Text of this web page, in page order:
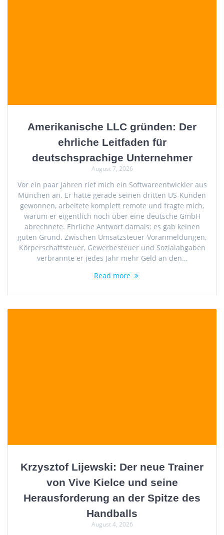
Amerikanische LLC gründen: Der
ehrliche Leitfaden für
deutschsprachige Unternehmer
August 7, 2026
Vor ein paar Jahren rief mich ein Softwareentwickler aus
München an. Er hatte gerade seinen dritten US-Kunden
gewonnen, arbeitete komplett remote und fragte mich,
warum er eigentlich noch über eine deutsche GmbH
abrechnete. Ehrliche Antwort damals: es gab keinen
guten Grund. Zwischen Umsatzsteuer-Voranmeldungen,
Körperschaftsteuer, Gewerbesteuer und Sozialabgaben
verbrannte er jedes Jahr mehr Geld an den…
Read more
Krzysztof Lijewski: Der neue Trainer
von Vive Kielce und seine
Herausforderung an der Spitze des
Handballs
August 4, 2026